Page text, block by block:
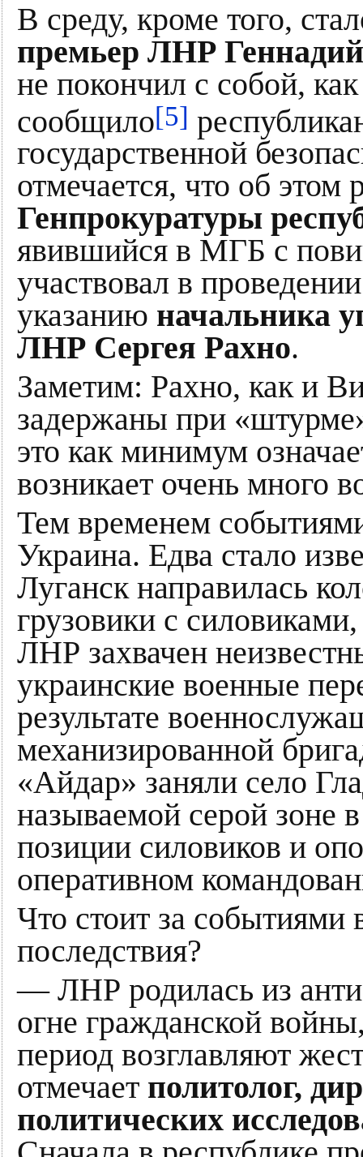
В среду, кроме того,
премьер ЛНР
не покончил с собой,
сообщило[5]
государственной
отмечается, что об этом
Генпрокуратуры
явившийся в МГБ с
участвовал в
указанию начальника
ЛНР Сергея Рахно.
Заметим: Рахно, как и
задержаны при
это как минимум
возникает очень много
Тем временем
Украина. Едва стало
Луганск направилась
грузовики с
ЛНР захвачен
украинские военные
результате
механизированной
«Айдар» заняли село
называемой серой зоне
позиции силовиков и
оперативном
Что стоит за событиями
последствия?
— ЛНР родилась из
огне гражданской
период возглавляют
отмечает политолог,
политических